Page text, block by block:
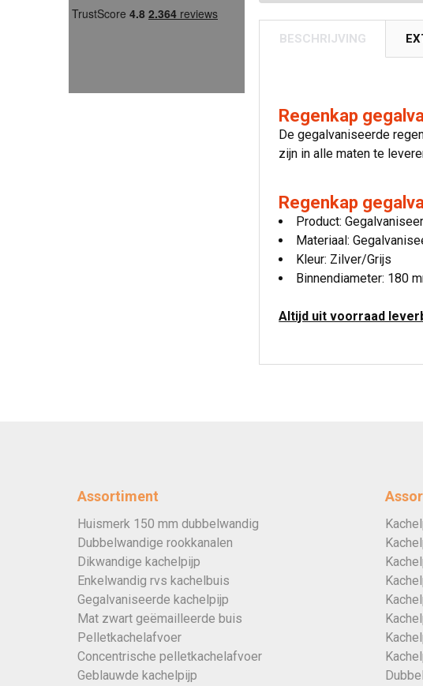
BESCHRIJVING
Regenkap
De gegalvaniseerde
zijn in alle maten te
Regenkap
Product:
Materiaal:
Kleur: Zilver/Grijs
Binnendiameter: 180
Altijd uit voorraad
Assortiment
Huismerk 150 mm dubbelwandig
Dubbelwandige rookkanalen
Dikwandige kachelpijp
Enkelwandig rvs kachelbuis
Gegalvaniseerde kachelpijp
Mat zwart geëmailleerde buis
Pelletkachelafvoer
Concentrische pelletkachelafvoer
Geblauwde kachelpijp